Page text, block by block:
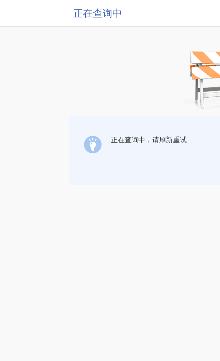
正在查询中
正在查询中，请刷新重试